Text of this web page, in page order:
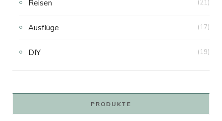
Reisen (21)
Ausflüge (17)
DIY (19)
PRODUKTE